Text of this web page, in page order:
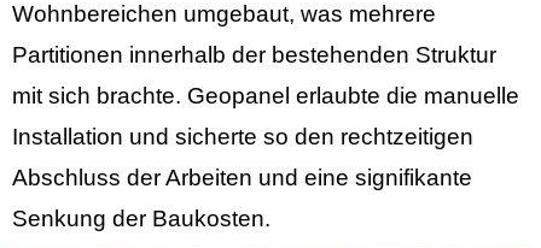
Wohnbereichen umgebaut, was mehrere
Partitionen innerhalb der bestehenden Struktur
mit sich brachte. Geopanel erlaubte die manuelle
Installation und sicherte so den rechtzeitigen
Abschluss der Arbeiten und eine signifikante
Senkung der Baukosten.